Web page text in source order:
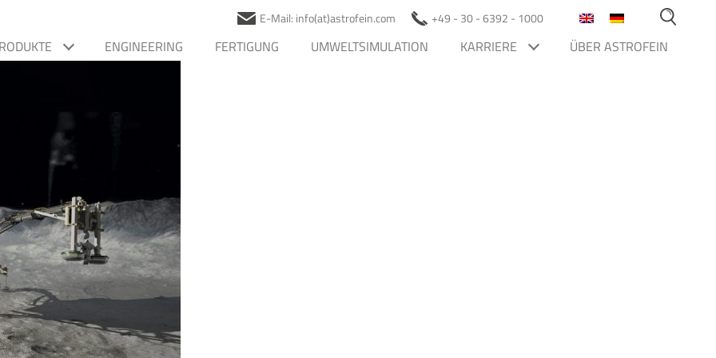
E-Mail: info(at)astrofein.com +49 - 30 - 6392 - 1000
ENGINEERING FERTIGUNG UMWELTSIMULATION KARRIERE ÜBER ASTROFEIN